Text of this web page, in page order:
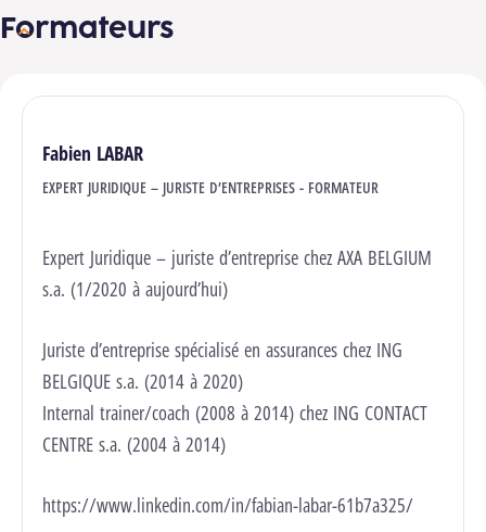
Formateurs
Fabien LABAR
EXPERT JURIDIQUE – JURISTE D’ENTREPRISES - FORMATEUR
Expert Juridique – juriste d’entreprise chez AXA BELGIUM
s.a. (1/2020 à aujourd’hui)
Juriste d’entreprise spécialisé en assurances chez ING
BELGIQUE s.a. (2014 à 2020)
Internal trainer/coach (2008 à 2014) chez ING CONTACT
CENTRE s.a. (2004 à 2014)
https://www.linkedin.com/in/fabian-labar-61b7a325/